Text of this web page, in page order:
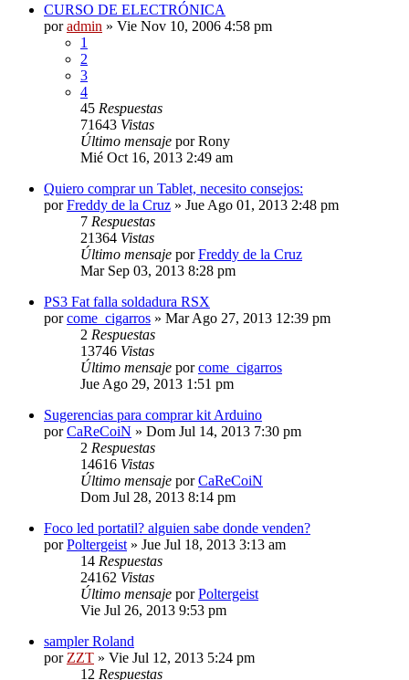
CURSO DE ELECTRÓNICA
poradmin » Vie Nov 10, 2006 4:58 pm
1
2
3
4
45 Respuestas
71643 Vistas
Último mensaje porRony
Mié Oct 16, 2013 2:49 am
Quiero comprar un Tablet, necesito consejos:
porFreddy de la Cruz » Jue Ago 01, 2013 2:48 pm
7 Respuestas
21364 Vistas
Último mensaje porFreddy de la Cruz
Mar Sep 03, 2013 8:28 pm
PS3 Fat falla soldadura RSX
porcome_cigarros » Mar Ago 27, 2013 12:39 pm
2 Respuestas
13746 Vistas
Último mensaje porcome_cigarros
Jue Ago 29, 2013 1:51 pm
Sugerencias para comprar kit Arduino
porCaReCoiN » Dom Jul 14, 2013 7:30 pm
2 Respuestas
14616 Vistas
Último mensaje porCaReCoiN
Dom Jul 28, 2013 8:14 pm
Foco led portatil? alguien sabe donde venden?
porPoltergeist » Jue Jul 18, 2013 3:13 am
14 Respuestas
24162 Vistas
Último mensaje porPoltergeist
Vie Jul 26, 2013 9:53 pm
sampler Roland
por ZZT » Vie Jul 12, 2013 5:24 pm
12 Respuestas